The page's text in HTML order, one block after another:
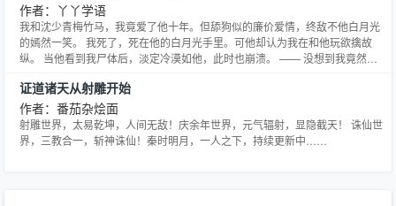
作者：丫丫学语
我和沈少青梅竹马，我竟爱了他十年。但舔狗似的廉价爱情，终敌不他白月光
的嫣然一笑。 我死了，死在他的白月光手里。可他却认为我在和他玩欲擒故
纵。 当他看到我尸体后，淡定冷漠如他，此时也崩溃。 —— 没想到我竟然复
才知道，被爱的女人是最美的。不用再卑微的活着。
证道诸天从射雕开始
作者：番茄杂烩面
射雕世界，太易乾坤，人间无敌！庆余年世界，元气辐射，显隐截天！ 诛仙世
界，三教合一，斩神诛仙！秦时明月，一人之下，持续更新中……